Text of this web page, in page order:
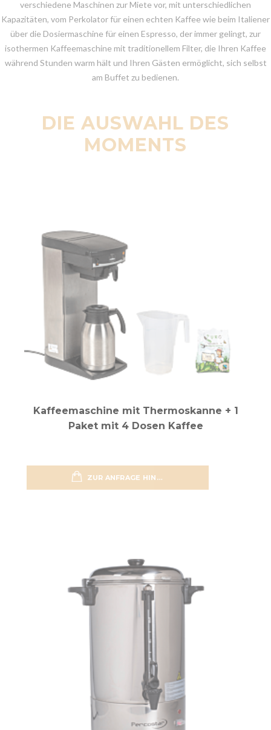
verschiedene Maschinen zur Miete vor, mit unterschiedlichen
Kapazitäten, vom Perkolator für einen echten Kaffee wie beim Italiener
über die Dosiermaschine für einen Espresso, der immer gelingt, zur
isothermen Kaffeemaschine mit traditionellem Filter, die Ihren Kaffee
während Stunden warm hält und Ihren Gästen ermöglicht, sich selbst
am Buffet zu bedienen.
DIE AUSWAHL DES
MOMENTS
Kaffeemaschine mit Thermoskanne + 1
Paket mit 4 Dosen Kaffee
ZUR ANFRAGE HINZUFÜGEN